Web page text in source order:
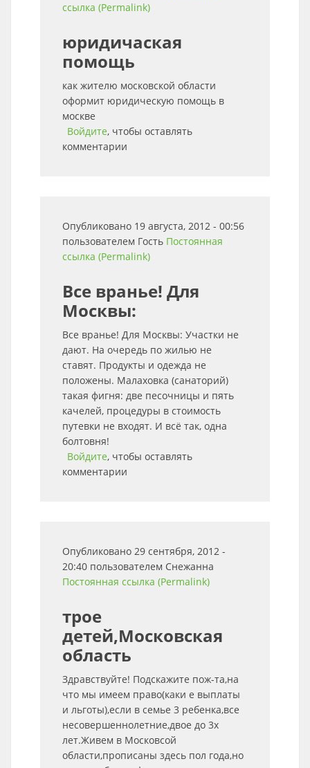
ссылка (Permalink)
юридичаская
помощь
как жителю московской области
оформит юридическую помощь в
москве
Войдите, чтобы оставлять
комментарии
Опубликовано 19 августа, 2012 - 00:56
пользователем Гость Постоянная
ссылка (Permalink)
Все вранье! Для
Москвы:
Все вранье! Для Москвы: Участки не
дают. На очередь по жилью не
ставят. Продукты и одежда не
положены. Малаховка (санаторий)
такая фигня: две песочницы и пять
качелей, процедуры в стоимость
путевки не входят. И всё так, одна
болтовня!
Войдите, чтобы оставлять
комментарии
Опубликовано 29 сентября, 2012 -
20:40 пользователем Снежанна
Постоянная ссылка (Permalink)
трое
детей,Московская
область
Здравствуйте! Подскажите пож-та,на
что мы имеем право(каки е выплаты
и льготы),если в семье 3 ребенка,все
несовершеннолетние,двое до 3х
лет.Живем в Московсой
области,прописаны здесь пол года,но